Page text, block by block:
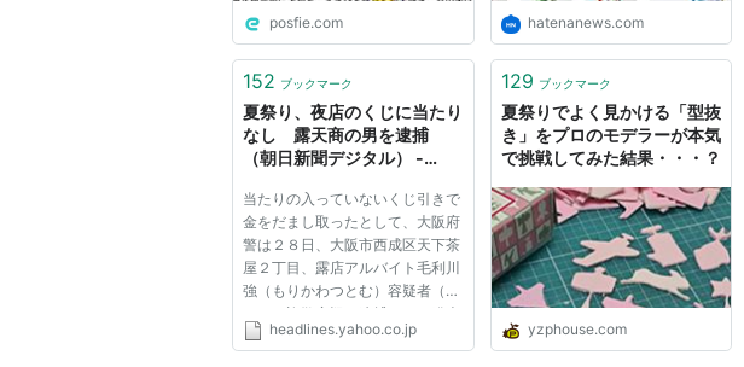
posfie.com hatenanews.com
152 ブックマーク
夏祭り、夜店のくじに当たり
なし 露天商の男を逮捕
（朝日新聞デジタル） -
当たりの入っていないくじ引きで
金をだまし取ったとして、大阪府
警は２８日、大阪市西成区天下茶
屋２丁目、露店アルバイト毛利川
強（もりかわつとむ）容疑者（４
５）を詐欺容疑で逮捕したと発表
した。容疑を認めているという。
headlines.yahoo.co.jp
129 ブックマーク
夏祭りでよく見かける「型抜
き」をプロのモデラーが本気
で挑戦してみた結果・・・？
yzphouse.com